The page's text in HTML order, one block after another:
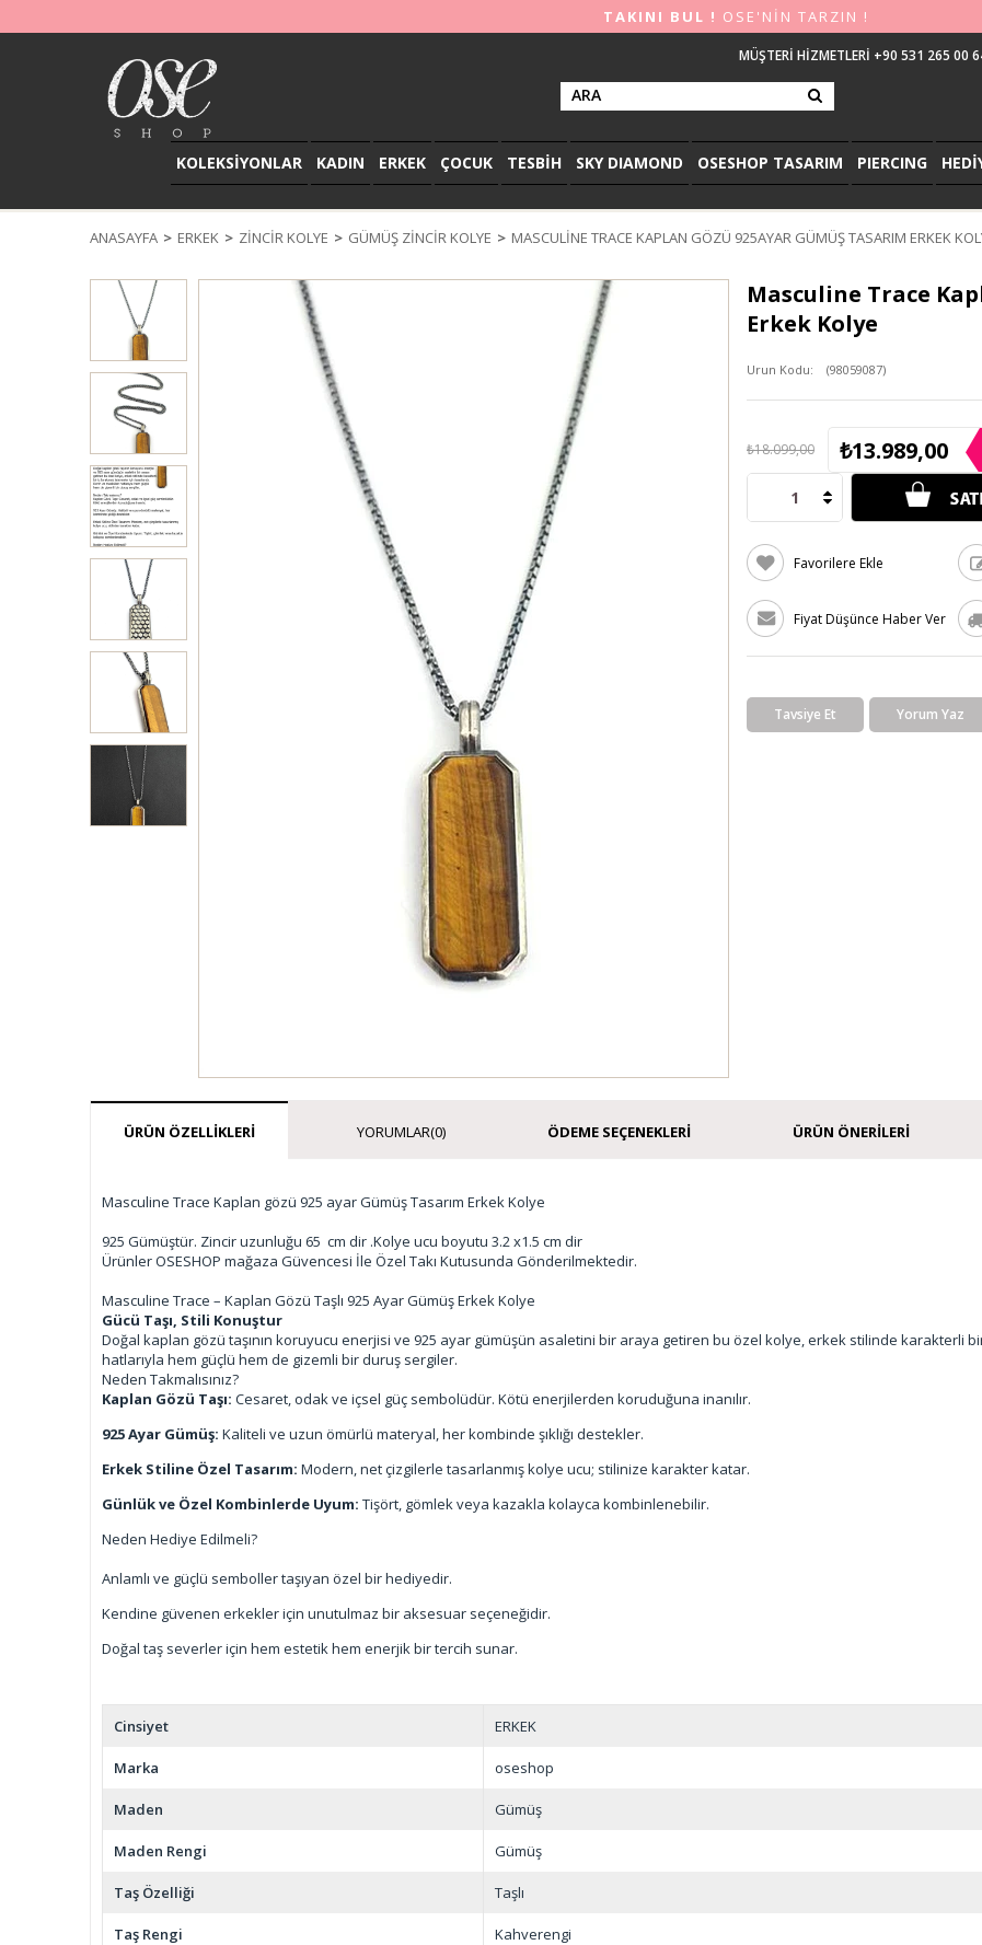
TAKINI BUL ! OSE'NİN TARZIN !
MÜŞTERİ HİZMETLERİ +90 531 265 00
KOLEKSİYONLAR KADIN ERKEK ÇOCUK TESBİH SKY DIAMOND OSESHOP TASARIM PIERCING
ANASAYFA ERKEK ZİNCİR KOLYE GÜMÜŞ ZINCIR KOLYE MASCULINE TRACE KAPLAN GÖZÜ 925AYAR GÜMÜŞ TASARIM ERKEK
Masculine Trace
Erkek Kolye
(98059087)
₺18.099,00 ₺13.989,00
Favorilere Ekle
Fiyat Düşünce Haber Ver
Tavsiye Et Yorum Yaz
ÜRÜN ÖZELLIKLERI YORUMLAR(0) ÖDEME SEÇENEKLERI ÜRÜN ÖNERILERI
Masculine Trace Kaplan gözü 925 ayar Gümüş Tasarım Erkek Kolye
925 Gümüştür. Zincir uzunluğu 65 cm dir .Kolye ucu boyutu 3.2 x1.5 cm dir
Ürünler OSESHOP mağaza Güvencesi İle Özel Takı Kutusunda Gönderilmektedir.
Masculine Trace – Kaplan Gözü Taşlı 925 Ayar Gümüş Erkek Kolye
Gücü Taşı, Stili Konuştur
Doğal kaplan gözü taşının koruyucu enerjisi ve 925 ayar gümüşün asaletini bir araya getiren bu özel kolye, erkek stilinde karakterli
hatlarıyla hem güçlü hem de gizemli bir duruş sergiler.
Neden Takmalısınız?
Kaplan Gözü Taşı: Cesaret, odak ve içsel güç sembolüdür. Kötü enerjilerden koruduğuna inanılır.
925 Ayar Gümüş: Kaliteli ve uzun ömürlü materyal, her kombinde şıklığı destekler.
Erkek Stiline Özel Tasarım: Modern, net çizgilerle tasarlanmış kolye ucu; stilinize karakter katar.
Günlük ve Özel Kombinlerde Uyum: Tişört, gömlek veya kazakla kolayca kombinlenebilir.
Neden Hediye Edilmeli?
Anlamlı ve güçlü semboller taşıyan özel bir hediyedir.
Kendine güvenen erkekler için unutulmaz bir aksesuar seçeneğidir.
Doğal taş severler için hem estetik hem enerjik bir tercih sunar.
Cinsiyet ERKEK
Marka oseshop
Maden Gümüş
Maden Rengi Gümüş
Taş Özelliği Taşlı
Taş Rengi Kahverengi